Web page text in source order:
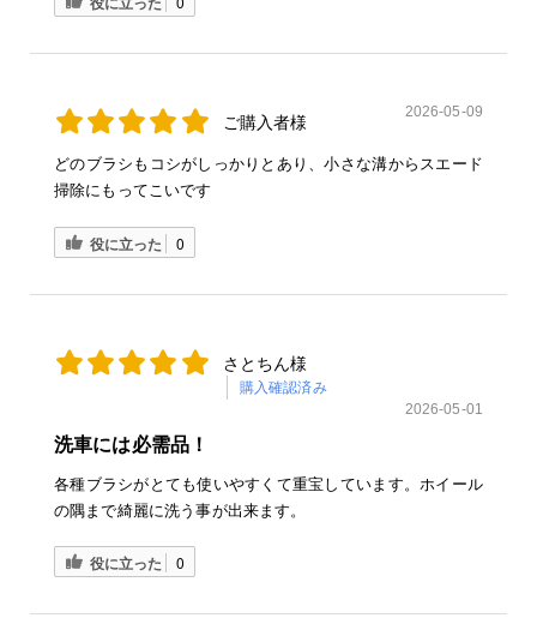
ご購入者様
2026-05-09
どのブラシもコシがしっかりとあり、小さな溝からスエード
掃除にもってこいです
役に立った 0
さとちん様
購入確認済み
2026-05-01
洗車には必需品！
各種ブラシがとても使いやすくて重宝しています。ホイール
の隅まで綺麗に洗う事が出来ます。
役に立った 0